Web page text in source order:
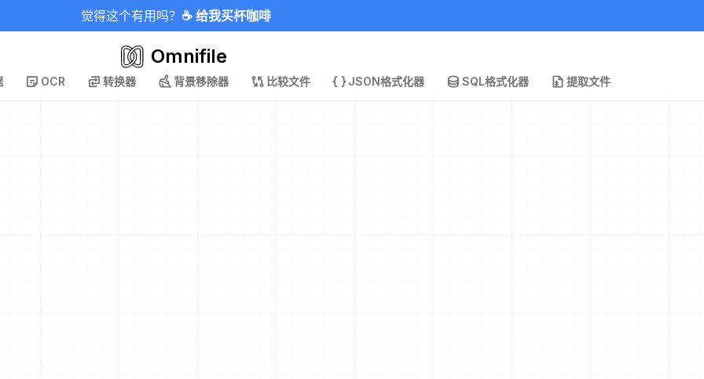
觉得这个有用吗？ ☕ 给我买杯咖啡
Omnifile
OCR 转换器 背景移除器 比较文件 JSON格式化器 SQL格式化器 提取文件